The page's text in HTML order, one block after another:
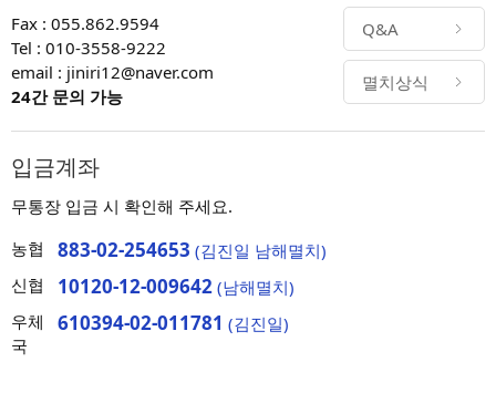
Fax : 055.862.9594
Tel : 010-3558-9222
email : jiniri12@naver.com
24간 문의 가능
Q&A
멸치상식
입금계좌
무통장 입금 시 확인해 주세요.
농협
883-02-254653 (김진일 남해멸치)
신협
10120-12-009642 (남해멸치)
우체
국
610394-02-011781 (김진일)